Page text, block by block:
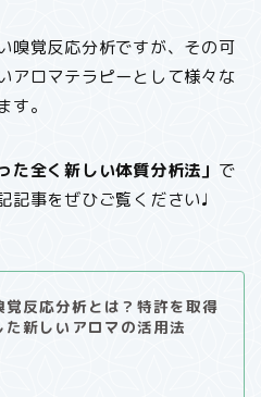
嗅覚反応分析ですが、その可
アロマテラピーとして様々な
。
全く新しい体質分析法」 で
記事をぜひご覧ください♩
覚反応分析とは？特許を取得
た新しいアロマの活用法